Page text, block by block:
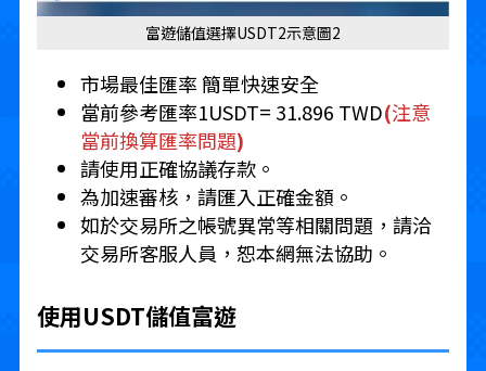
富遊儲值選擇USDT2示意圖2
市場最佳匯率 簡單快速安全
當前參考匯率1USDT= 31.896 TWD(注意
當前換算匯率問題)
請使用正確協議存款。
為加速審核，請匯入正確金額。
如於交易所之帳號異常等相關問題，請洽
交易所客服人員，恕本網無法協助。
使用USDT儲值富遊